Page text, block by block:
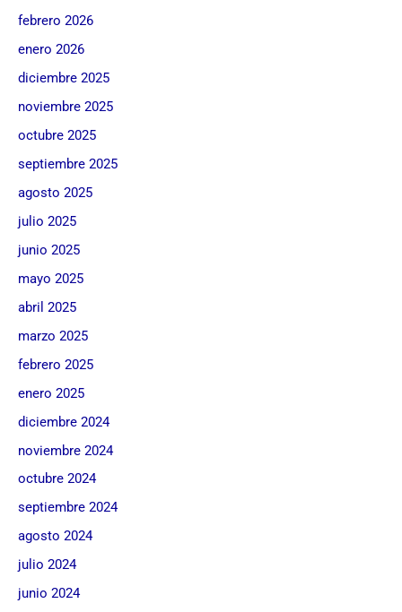
febrero 2026
enero 2026
diciembre 2025
noviembre 2025
octubre 2025
septiembre 2025
agosto 2025
julio 2025
junio 2025
mayo 2025
abril 2025
marzo 2025
febrero 2025
enero 2025
diciembre 2024
noviembre 2024
octubre 2024
septiembre 2024
agosto 2024
julio 2024
junio 2024